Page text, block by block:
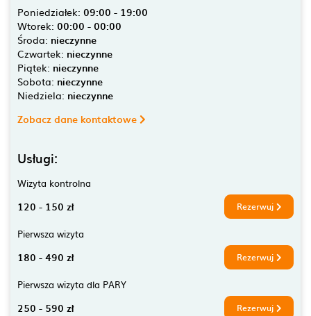
Poniedziałek: 09:00 - 19:00
Wtorek: 00:00 - 00:00
Środa: nieczynne
Czwartek: nieczynne
Piątek: nieczynne
Sobota: nieczynne
Niedziela: nieczynne
Zobacz dane kontaktowe
Usługi:
Wizyta kontrolna
120 - 150 zł Rezerwuj
Pierwsza wizyta
180 - 490 zł Rezerwuj
Pierwsza wizyta dla PARY
250 - 590 zł Rezerwuj